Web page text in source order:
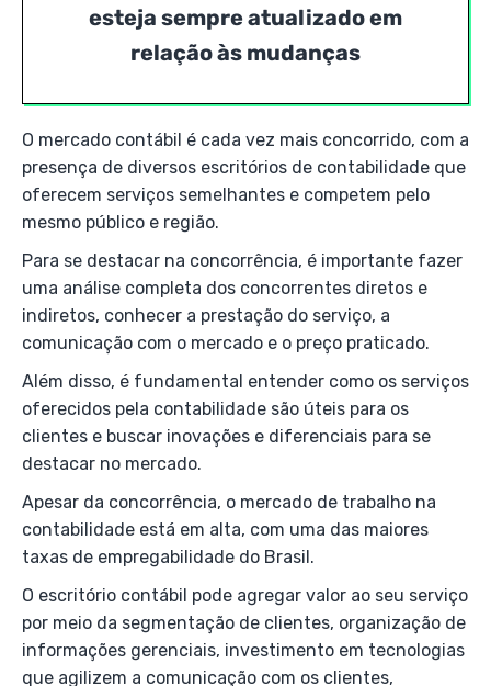
esteja sempre atualizado em
relação às mudanças
O mercado contábil é cada vez mais concorrido, com a
presença de diversos escritórios de contabilidade que
oferecem serviços semelhantes e competem pelo
mesmo público e região.
Para se destacar na concorrência, é importante fazer
uma análise completa dos concorrentes diretos e
indiretos, conhecer a prestação do serviço, a
comunicação com o mercado e o preço praticado.
Além disso, é fundamental entender como os serviços
oferecidos pela contabilidade são úteis para os
clientes e buscar inovações e diferenciais para se
destacar no mercado.
Apesar da concorrência, o mercado de trabalho na
contabilidade está em alta, com uma das maiores
taxas de empregabilidade do Brasil.
O escritório contábil pode agregar valor ao seu serviço
por meio da segmentação de clientes, organização de
informações gerenciais, investimento em tecnologias
que agilizem a comunicação com os clientes,